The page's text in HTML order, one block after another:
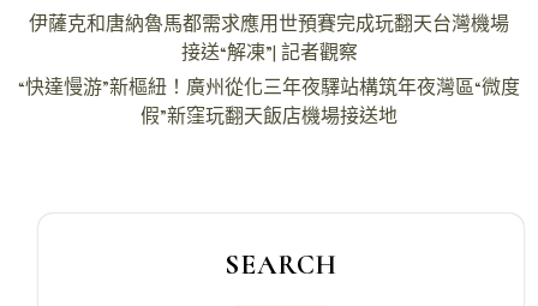
文
導
伊薩克和唐納魯馬都需求應用世預賽完成玩翻天台灣機場
接送“解凍”| 記者觀察
“快達慢游”新樞紐！廣州從化三年夜驛站構筑年夜灣區“微度
假”新窪玩翻天飯店機場接送地
SEARCH